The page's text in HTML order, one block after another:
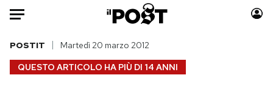
Auto
HOME
QUESTO ARTICOLO HA PIÙ DI 14 ANNI
POSTIT Martedì 20 marzo 2012